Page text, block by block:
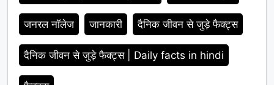
जनरल नॉलेज जानकारी दैनिक जीवन से जुड़े फैक्ट्स
दैनिक जीवन से जुड़े फैक्ट्स | Daily facts in hindi